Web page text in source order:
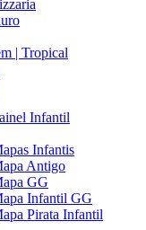
| Tropical
Infantil
Infantis
Antigo
GG
Infantil GG
Pirata Infantil